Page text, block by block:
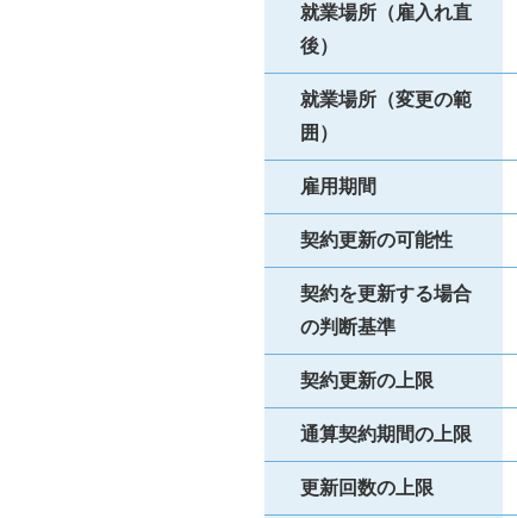
就業場所（雇入れ直
後）
就業場所（変更の範
囲）
雇用期間
契約更新の可能性
契約を更新する場合
の判断基準
契約更新の上限
通算契約期間の上限
更新回数の上限